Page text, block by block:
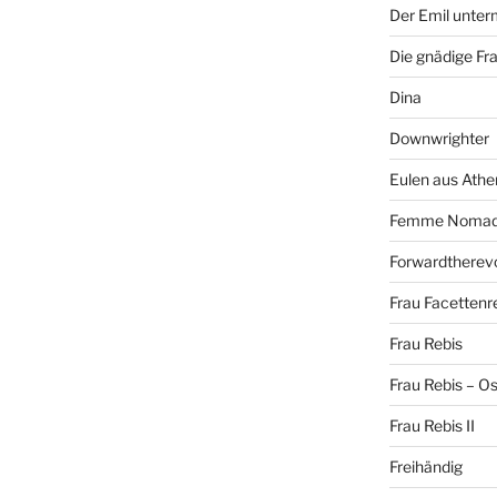
Der Emil
Die gnädige
Dina
Downwrighter
Eulen aus
Femme
Frau
Frau Rebis
Frau Rebis –
Frau Rebis II
Freihändig